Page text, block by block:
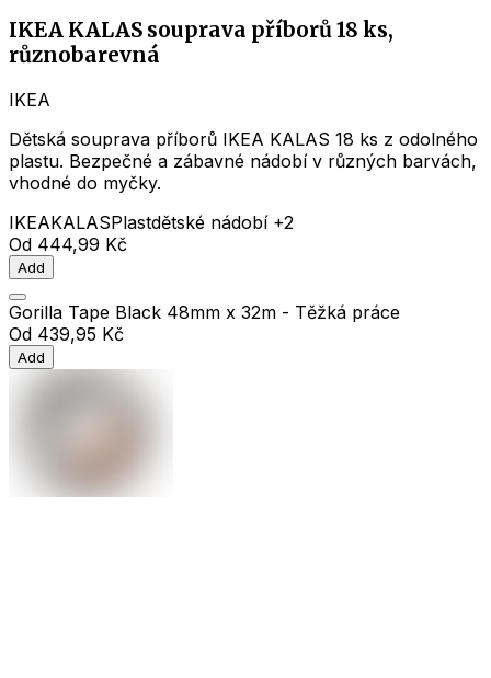
IKEA KALAS souprava příborů 18 ks,
různobarevná
IKEA
Dětská souprava příborů IKEA KALAS 18 ks z odolného
plastu. Bezpečné a zábavné nádobí v různých barvách,
vhodné do myčky.
IKEAKALASPlastdětské nádobí+2
Od 444,99 Kč
Add
Gorilla Tape Black 48mm x 32m - Těžká práce
Od 439,95 Kč
Add